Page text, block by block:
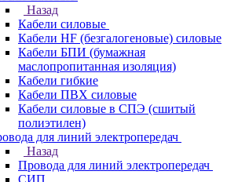
Назад
Кабели силовые
Кабели HF (безгалогеновые) силовые
Кабели БПИ (бумажная
маслопропитанная изоляция)
Кабели гибкие
Кабели ПВХ силовые
Кабели силовые в СПЭ (сшитый
полиэтилен)
для линий электропередач
Назад
Провода для линий электропередач
СИП